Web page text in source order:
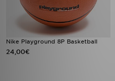
Nike Playground 8P Basketball
24,00€